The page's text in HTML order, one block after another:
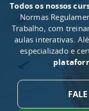
Todos os nossos
Normas
Trabalho, com
aulas interativas.
especializado e